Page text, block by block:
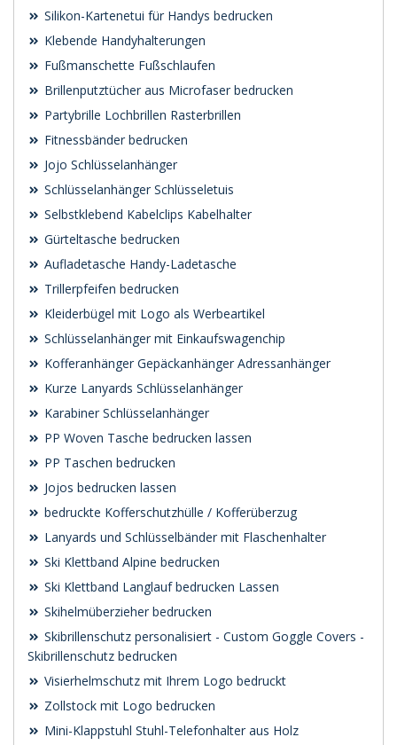
Silikon-Kartenetui für Handys bedrucken
Klebende Handyhalterungen
Fußmanschette Fußschlaufen
Brillenputztücher aus Microfaser bedrucken
Partybrille Lochbrillen Rasterbrillen
Fitnessbänder bedrucken
Jojo Schlüsselanhänger
Schlüsselanhänger Schlüsseletuis
Selbstklebend Kabelclips Kabelhalter
Gürteltasche bedrucken
Aufladetasche Handy-Ladetasche
Trillerpfeifen bedrucken
Kleiderbügel mit Logo als Werbeartikel
Schlüsselanhänger mit Einkaufswagenchip
Kofferanhänger Gepäckanhänger Adressanhänger
Kurze Lanyards Schlüsselanhänger
Karabiner Schlüsselanhänger
PP Woven Tasche bedrucken lassen
PP Taschen bedrucken
Jojos bedrucken lassen
bedruckte Kofferschutzhülle / Kofferüberzug
Lanyards und Schlüsselbänder mit Flaschenhalter
Ski Klettband Alpine bedrucken
Ski Klettband Langlauf bedrucken Lassen
Skihelmüberzieher bedrucken
Skibrillenschutz personalisiert - Custom Goggle Covers -
Skibrillenschutz bedrucken
Visierhelmschutz mit Ihrem Logo bedruckt
Zollstock mit Logo bedrucken
Mini-Klappstuhl Stuhl-Telefonhalter aus Holz